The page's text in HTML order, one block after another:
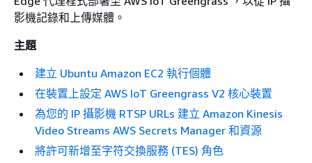
影機記錄和上傳媒體。
主題
建立 Ubuntu Amazon EC2 執行個體
在裝置上設定 AWS IoT Greengrass V2 核心裝置
為您的 IP 攝影機 RTSP URLs 建立 Amazon Kinesis
Video Streams AWS Secrets Manager 和資源
將許可新增至字符交換服務 (TES) 角色